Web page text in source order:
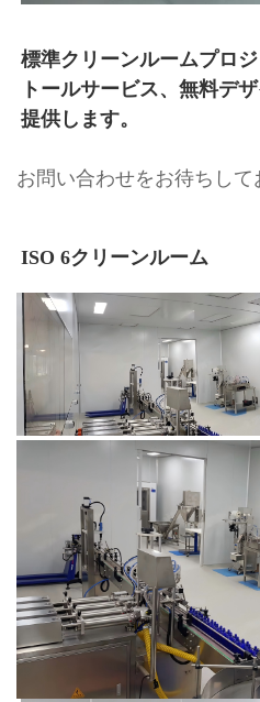
標準クリーンルームプロ
トールサービス、無料デ
提供します。
お問い合わせをお待ちして
ISO 6クリーンルーム